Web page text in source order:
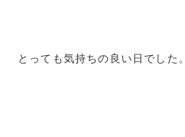
とっても気持ちの良い日でした。